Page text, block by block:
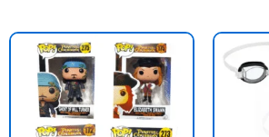
Este
producto